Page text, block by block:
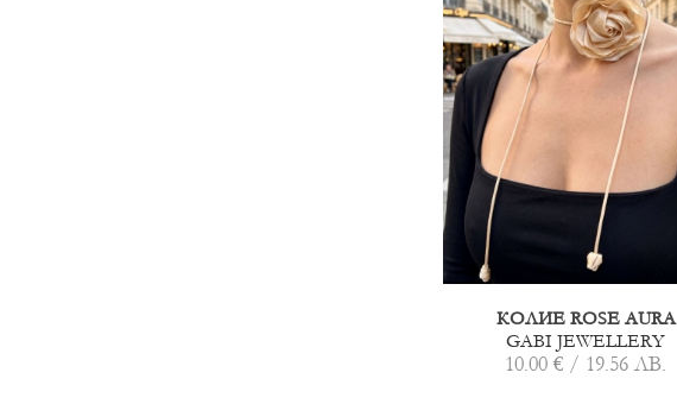
КОЛИЕ ROSE AURA
GABI JEWELLERY
10.00 € / 19.56 ЛВ.